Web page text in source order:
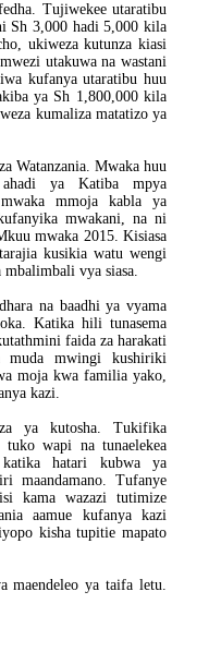
Tujiwekee utaratibu
Sh 3,000 hadi 5,000 kila
ukiweza kutunza kiasi
utakuwa na wastani
kufanya utaratibu huu
ya Sh 1,800,000 kila
kumaliza matatizo ya
Watanzania. Mwaka huu
ya Katiba mpya
mmoja kabla ya
mwakani, na ni
mwaka 2015. Kisiasa
kusikia watu wengi
vya siasa.
na baadhi ya vyama
Katika hili tunasema
faida za harakati
muda mwingi kushiriki
moja kwa familia yako,
kazi.
ya kutosha. Tukifika
wapi na tunaelekea
hatari kubwa ya
maandamano. Tufanye
kama wazazi tutimize
aamue kufanya kazi
kisha tupitie mapato
maendeleo ya taifa letu.